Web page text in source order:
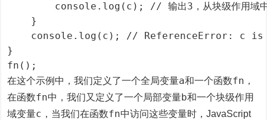
console.log(c); // 输出3，从块级作用域
    }
console.log(c); // ReferenceError: c is
}
fn();
在这个示例中，我们定义了一个全局变量a和一个函数fn ，
在函数fn中，我们又定义了一个局部变量b和一个块级作用
域变量c ，当我们在函数fn中访问这些变量时，JavaScript